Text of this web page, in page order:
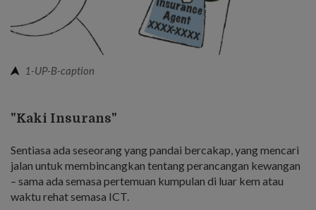
1-UP-B-caption
"Kaki Insurans"
Sentiasa ada seseorang yang pandai bercakap, yang mencari
jalan untuk membincangkan tentang perancangan kewangan
– sama ada semasa pertemuan kumpulan di luar kem atau
waktu rehat semasa ICT.